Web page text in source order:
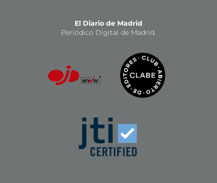
El Diario de Madrid
Periódico Digital de Madrid.